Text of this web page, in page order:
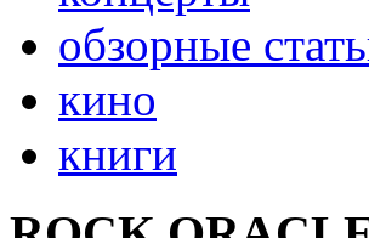
обзорные
кино
книги